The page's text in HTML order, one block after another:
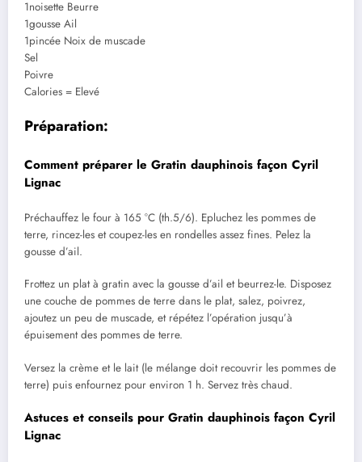
1noisette Beurre
1gousse Ail
1pincée Noix de muscade
Sel
Poivre
Calories = Elevé
Préparation:
Comment préparer le Gratin dauphinois façon Cyril
Lignac
Préchauffez le four à 165 °C (th.5/6). Epluchez les pommes de
terre, rincez-les et coupez-les en rondelles assez fines. Pelez la
gousse d’ail.
Frottez un plat à gratin avec la gousse d’ail et beurrez-le. Disposez
une couche de pommes de terre dans le plat, salez, poivrez,
ajoutez un peu de muscade, et répétez l’opération jusqu’à
épuisement des pommes de terre.
Versez la crème et le lait (le mélange doit recouvrir les pommes de
terre) puis enfournez pour environ 1 h. Servez très chaud.
Astuces et conseils pour Gratin dauphinois façon Cyril
Lignac